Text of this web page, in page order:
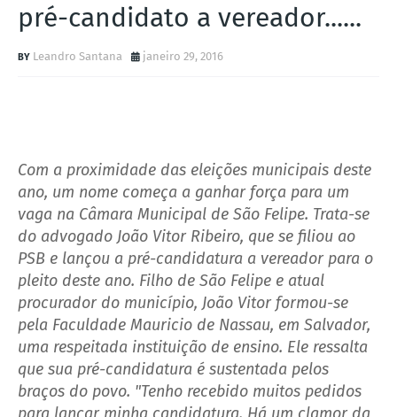
pré-candidato a vereador......
Leandro Santana janeiro 29, 2016
Com a proximidade das eleições municipais deste
ano, um nome começa a ganhar força para um
vaga na Câmara Municipal de São Felipe. Trata-se
do advogado João Vitor Ribeiro, que se filiou ao
PSB e lançou a pré-candidatura a vereador para o
pleito deste ano. Filho de São Felipe e atual
procurador do município, João Vitor formou-se
pela Faculdade Mauricio de Nassau, em Salvador,
uma respeitada instituição de ensino. Ele ressalta
que sua pré-candidatura é sustentada pelos
braços do povo. "Tenho recebido muitos pedidos